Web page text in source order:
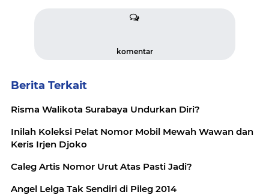
komentar
Berita Terkait
Risma Walikota Surabaya Undurkan Diri?
Inilah Koleksi Pelat Nomor Mobil Mewah Wawan dan
Keris Irjen Djoko
Caleg Artis Nomor Urut Atas Pasti Jadi?
Angel Lelga Tak Sendiri di Pileg 2014